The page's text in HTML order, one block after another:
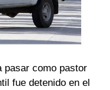
pasar como pastor
fue detenido en el